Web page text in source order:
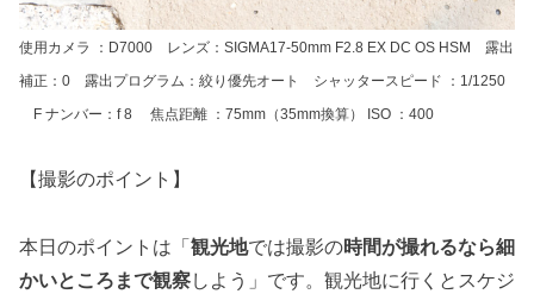
使用カメラ ：D7000 レンズ：SIGMA17-50mm F2.8 EX DC OS HSM 露出
補正：0 露出プログラム：絞り優先オート シャッタースピード ：1/1250
F ナンバー：f 8 焦点距離 ：75mm（35mm換算） ISO ：400
【撮影のポイント】
本日のポイントは「 観光地では撮影の時間が撮れるなら細
かいところまで観察しよう」です。観光地に行くとスケジ